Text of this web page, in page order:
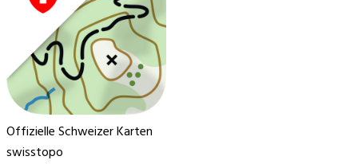
Offizielle Schweizer Karten
swisstopo